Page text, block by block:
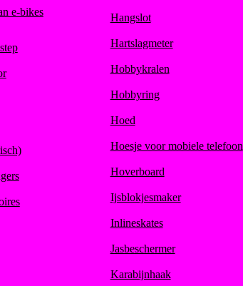
e-bikes Hangslot
Hartslagmeter
Hobbykralen
Hobbyring
Hoed
Hoesje voor mobiele telefoon
Hoverboard
Ijsblokjesmaker
Inlineskates
Jasbeschermer
Karabijnhaak